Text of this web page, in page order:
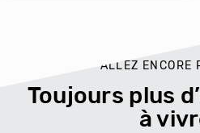
ALLEZ ENCORE
Toujours plus
à